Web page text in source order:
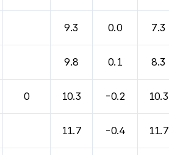
9.3 0.0 7.3
9.8 0.1 8.3
0 10.3 -0.2 10.3
11.7 -0.4 11.7